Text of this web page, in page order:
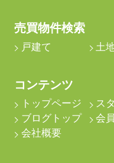
売買物件検索
戸建て 土
コンテンツ
トップページ ス
ブログトップ
会
会社概要